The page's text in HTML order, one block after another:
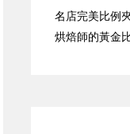
名店完美比例
烘焙師的黃金